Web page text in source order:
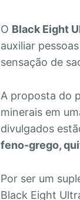
O Black Eight
auxiliar
sensação de
A proposta do
minerais em
divulgados
feno-grego,
Por ser um
Black Eight